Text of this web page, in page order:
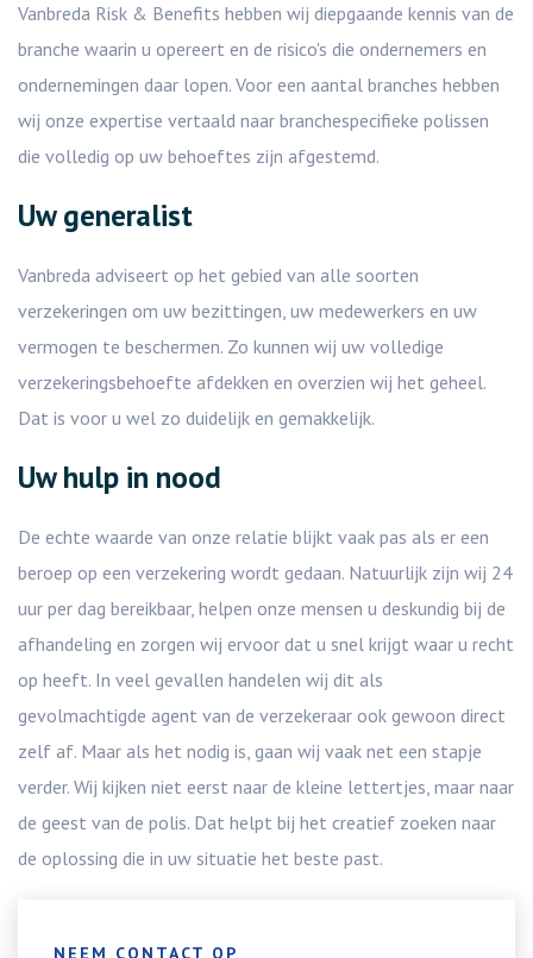
Vanbreda Risk & Benefits hebben wij diepgaande kennis van de
branche waarin u opereert en de risico's die ondernemers en
ondernemingen daar lopen. Voor een aantal branches hebben
wij onze expertise vertaald naar branchespecifieke polissen
die volledig op uw behoeftes zijn afgestemd.
Uw generalist
Vanbreda adviseert op het gebied van alle soorten
verzekeringen om uw bezittingen, uw medewerkers en uw
vermogen te beschermen. Zo kunnen wij uw volledige
verzekeringsbehoefte afdekken en overzien wij het geheel.
Dat is voor u wel zo duidelijk en gemakkelijk.
Uw hulp in nood
De echte waarde van onze relatie blijkt vaak pas als er een
beroep op een verzekering wordt gedaan. Natuurlijk zijn wij 24
uur per dag bereikbaar, helpen onze mensen u deskundig bij de
afhandeling en zorgen wij ervoor dat u snel krijgt waar u recht
op heeft. In veel gevallen handelen wij dit als
gevolmachtigde agent van de verzekeraar ook gewoon direct
zelf af. Maar als het nodig is, gaan wij vaak net een stapje
verder. Wij kijken niet eerst naar de kleine lettertjes, maar naar
de geest van de polis. Dat helpt bij het creatief zoeken naar
de oplossing die in uw situatie het beste past.
NEEM CONTACT OP